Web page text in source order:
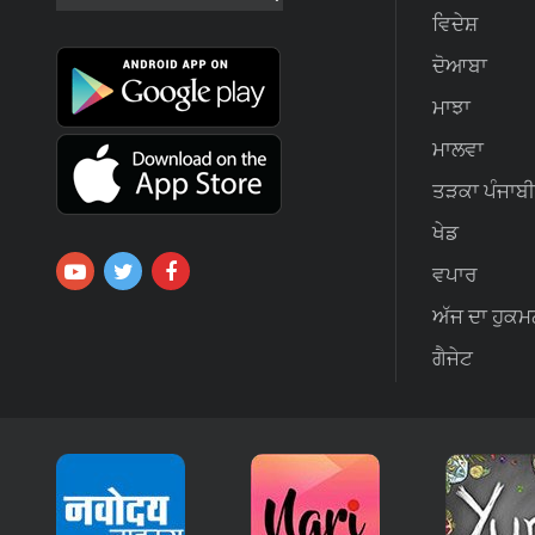
ਵਿਦੇਸ਼
ਦੋਆਬਾ
ਮਾਝਾ
ਮਾਲਵਾ
ਤੜਕਾ ਪੰਜਾਬੀ
ਖੇਡ
ਵਪਾਰ
ਅੱਜ ਦਾ
ਗੈਜੇਟ